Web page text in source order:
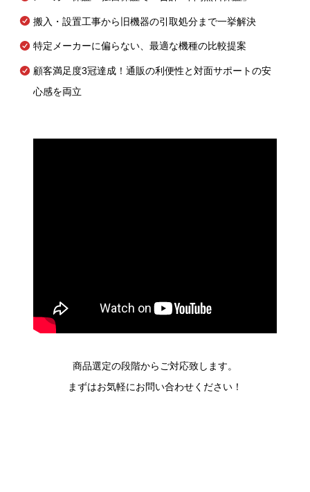
搬入・設置工事から旧機器の引取処分まで一挙解決
特定メーカーに偏らない、最適な機種の比較提案
顧客満足度3冠達成！通販の利便性と対面サポートの安
心感を両立
商品選定の段階からご対応致します。
まずはお気軽にお問い合わせください！